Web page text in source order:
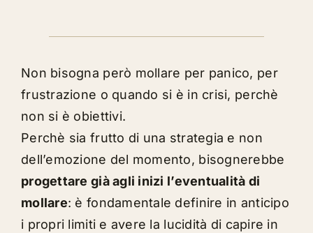
Non bisogna però mollare per panico, per
frustrazione o quando si è in crisi, perchè
non si è obiettivi.
Perchè sia frutto di una strategia e non
dell’emozione del momento, bisognerebbe
progettare già agli inizi l’eventualità di
mollare: è fondamentale definire in anticipo
i propri limiti e avere la lucidità di capire in